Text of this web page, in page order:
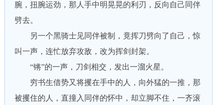
腕，扭腕运劲，那人手中明晃晃的利刃，反向自己同伴
劈去。
另一个黑骑士见同伴被制，竟挥刀劈向了自己，惊
叫一声，连忙放弃攻敌，改为挥剑封架。
“锵”的一声，刀剑相交，发出一溜火星。
穷书生借势又将攫在手中的人，向外猛的一推，那
被攫住的人，直撞入同伴的怀中，却立脚不住，一齐滚